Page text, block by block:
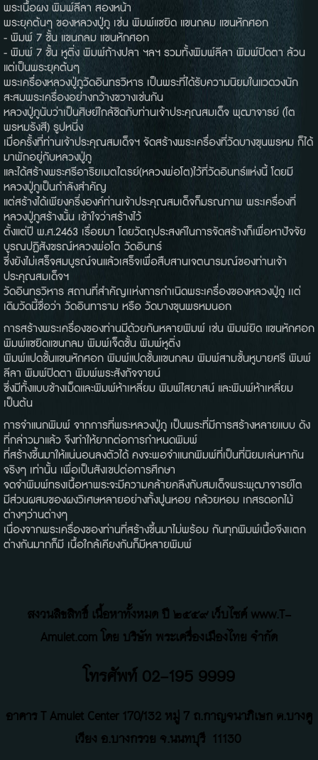
พระเนื้อผง พิมพ์ลีลา สองหน้า
พระยุคต้นๆ ของหลวงปู่ภู เช่น พิมพ์แซยิด แขนกลม แขนหักศอก
- พิมพ์ 7 ชั้น แขนกลม แขนหักศอก
- พิมพ์ 7 ชั้น หูติ่ง พิมพ์ก้างปลา ฯลฯ รวมทั้งพิมพ์ลีลา พิมพ์ปิดตา ล้วน
แต่เป็นพระยุคต้นๆ
พระเครื่องหลวงปู่ภูวัดอินทรวิหาร เป็นพระที่ได้รับความนิยมในแวดวงนัก
สะสมพระเครื่องอย่างกว้างขวางเช่นกัน
หลวงปู่ภูนับว่าเป็นศิษย์ใกล้ชิดกับท่านเจ้าประคุณสมเด็จ พุฒาจารย์ (โต
พรหมรังสี) รูปหนึ่ง
เมื่อครั้งที่ท่านเจ้าประคุณสมเด็จฯ จัดสร้างพระเครื่องที่วัดบางขุนพรหม ก็ได้
มาพักอยู่กับหลวงปู่ภู
และได้สร้างพระศรีอาริยเมตไตรย์(หลวงพ่อโต)ไว้ที่วัดอินทร์แห่งนี้ โดยมี
หลวงปู่ภูเป็นกำลังสำคัญ
แต่สร้างได้เพียงครึ่งองค์ท่านเจ้าประคุณสมเด็จก็มรณภาพ พระเครื่องที่
หลวงปู่ภูสร้างนั้น เข้าใจว่าสร้างไว้
ตั้งแต่ปี พ.ศ.2463 เรื่อยมา โดยวัตถุประสงค์ในการจัดสร้างก็เพื่อหาปัจจัย
บูรณปฏิสังขรณ์หลวงพ่อโต วัดอินทร์
ซึ่งยังไม่เสร็จสมบูรณ์จนแล้วเสร็จเพื่อสืบสานเจตนารมณ์ของท่านเจ้า
ประคุณสมเด็จฯ
วัดอินทรวิหาร สถานที่สำคัญเเห่งการกำเนิดพระเครื่องของหลวงปู่ภู เเต่
เดิมวัดนี้ชื่อว่า วัดอินทาราม หรือ วัดบางขุนพรหมนอก
การสร้างพระเครื่องของท่านมีด้วยกันหลายพิมพ์ เช่น พิมพ์ยิด แขนหักศอก
พิมพ์แซยิดแขนกลม พิมพ์เจ็ดชั้น พิมพ์หูติ่ง
พิมพ์แปดชั้นแขนหักศอก พิมพ์แปดชั้นแขนกลม พิมพ์สามชั้นหูบายศรี พิมพ์
ลีลา พิมพ์ปิดตา พิมพ์พระสังกัจจายน์
ซึ่งมีทั้งแบบข้างเม็ดและพิมพ์ห้าเหลี่ยม พิมพ์ไสยาสน์ และพิมพ์ห้าเหลี่ยม
เป็นต้น
การจำแนกพิมพ์ จากการที่พระหลวงปู่ภู เป็นพระที่มีการสร้างหลายแบบ ดัง
ที่กล่าวมาแล้ว จึงทำให้ยากต่อการกำหนดพิมพ์
ที่สร้างขึ้นมาให้แน่นอนลงตัวได้ คงจะพอจำแนกพิมพ์ที่เป็นที่นิยมเล่นหากัน
จริงๆ เท่านั้น เพื่อเป็นสังเขปต่อการศึกษา
จดจำพิมพ์ทรงเนื้อหาพระจะมีความคล้ายคลึงกับสมเด็จพระพุฒาจารย์โต
มีส่วนผสมของผงวิเศษหลายอย่างทั้งปูนหอย กล้วยหอม เกสรดอกไม้
ต่างๆว่านต่างๆ
เนื่องจากพระเครื่องของท่านที่สร้างขึ้นมาไม่พร้อม กันทุกพิมพ์เนื้อจึงเเตก
ต่างกันมากก็มี เนื้อใกล้เคียงกันก็มีหลายพิมพ์
สงวนลิขสิทธิ์ เนื้อหาทั้งหมด ปี ๒๕๕๙ เว็บไซค์ www.T-
Amulet.com โดย บริษัท พระเครื่องเมืองไทย จำกัด
โทรศัพท์ 02-195 9999
อาคาร T Amulet Center170/132 หมู่ 7 ถ.กาญจนาภิเษก ต.บางคู
เวียง อ.บางกรวย จ.นนทบุรี 11130